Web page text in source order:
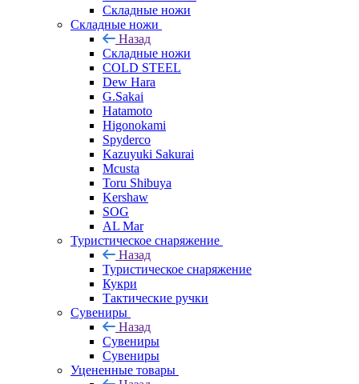
Складные ножи
Складные ножи
Назад
Складные ножи
COLD STEEL
Dew Hara
G.Sakai
Hatamoto
Higonokami
Spyderco
Kazuyuki Sakurai
Mcusta
Toru Shibuya
Kershaw
SOG
AL Mar
Туристическое снаряжение
Назад
Туристическое снаряжение
Кукри
Тактические ручки
Сувениры
Назад
Сувениры
Сувениры
Уцененные товары